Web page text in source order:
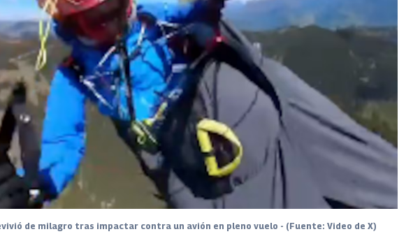
de milagro tras impactar contra un avión en pleno vuelo - (Fuente: Video de X)